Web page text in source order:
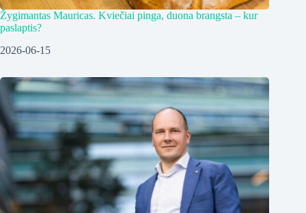
Žygimantas Mauricas. Kviečiai pinga, duona brangsta – kur
paslaptis?
2026-06-15